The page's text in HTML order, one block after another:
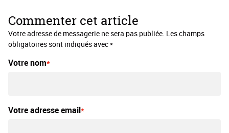
Commenter cet article
Votre adresse de messagerie ne sera pas publiée. Les champs
obligatoires sont indiqués avec *
Votre nom
Votre adresse email